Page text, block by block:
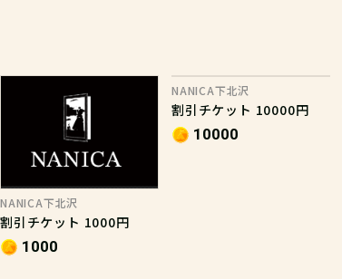
NANICA下北沢
割引チケット 1000円
1000
NANICA下北沢
割引チケット 10000円
10000